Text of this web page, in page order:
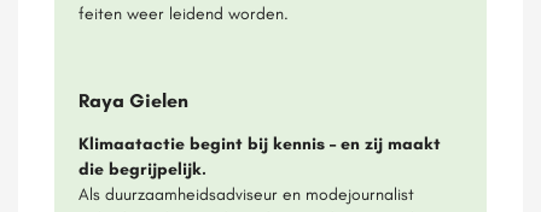
feiten weer leidend worden.
Raya Gielen
Klimaatactie begint bij kennis – en zij maakt
die begrijpelijk.
Als duurzaamheidsadviseur en modejournalist